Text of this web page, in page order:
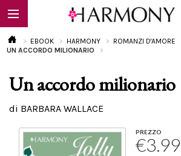
EBOOK
EBOOK HARMONY ROMANZI D'AMORE
UN ACCORDO MILIONARIO
Un accordo milionario
di BARBARA WALLACE
PREZZO
€3.99